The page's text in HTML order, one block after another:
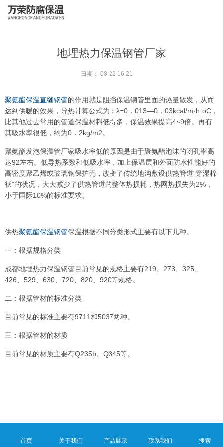
地埋热力保温钢管厂家
日期： 08-22 16:21
聚氨酯保温直缝钢管的作用就是阻挡保温钢管里面的热量散发，从而
达到供暖的效果，导热计算公式为：λ=0．013—0．03kcal/m·h·oC，
比其他过去常用的管道保温材料低得多，保温效果提高4~9倍。再有
其吸水率很低，约为0．2kg/m2。
聚氨酯发泡保温管厂家吸水率低的原因是由于聚氨酯泡沫的闭孔率高
达92左右。低导热系数和低吸水率，加上保温层和外面防水性能好的
高密度聚乙烯或玻璃钢保护壳，改变了传统地沟敷设供热管道“穿湿棉
袄”的状况，大大减少了供热管道的整体热损耗，热网热损失为2%，
小于国际10%的标准要求。
供热聚氨酯保温钢管保温根据不同分类形式主要有以下几种。
一：根据规格分类
成都地埋热力保温钢管目前常见的规格主要有219、273、325、
426、529、630、720、820、920等规格。
二：根据管材的标准分类
目前常见的标准主要有9711和5037两种。
三：根据管材的材质
目前常见的材质主要有Q235b、Q345等。
首页 关于我们 产品展示 联系我们 搜索